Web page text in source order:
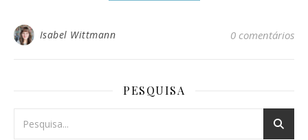
Isabel Wittmann 0 comentários
PESQUISA